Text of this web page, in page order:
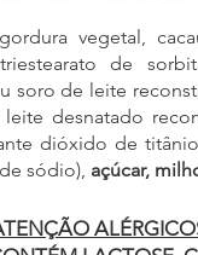
gordura vegetal,
de
soro de leite
desnatado
dióxido de
sódio), açúcar,